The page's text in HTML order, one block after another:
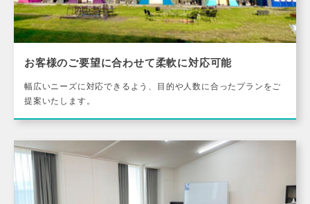
お客様のご要望に合わせて柔軟に対応可能
幅広いニーズに対応できるよう、目的や人数に合ったプランをご
提案いたします。